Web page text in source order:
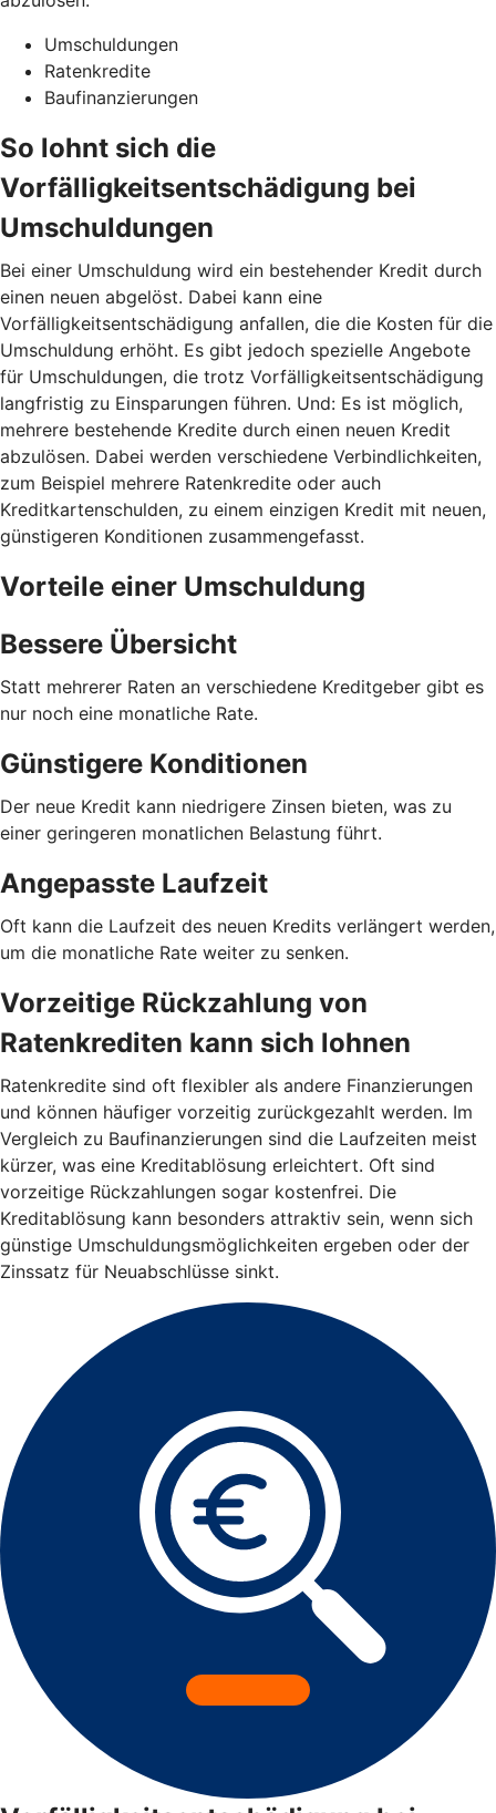
Umschuldungen
Ratenkredite
Baufinanzierungen
So lohnt sich die
Vorfälligkeitsentschädigung bei
Umschuldungen
Bei einer Umschuldung wird ein bestehender Kredit durch
einen neuen abgelöst. Dabei kann eine
Vorfälligkeitsentschädigung anfallen, die die Kosten für die
Umschuldung erhöht. Es gibt jedoch spezielle Angebote
für Umschuldungen, die trotz Vorfälligkeitsentschädigung
langfristig zu Einsparungen führen. Und: Es ist möglich,
mehrere bestehende Kredite durch einen neuen Kredit
abzulösen. Dabei werden verschiedene Verbindlichkeiten,
zum Beispiel mehrere Ratenkredite oder auch
Kreditkartenschulden, zu einem einzigen Kredit mit neuen,
günstigeren Konditionen zusammengefasst.
Vorteile einer Umschuldung
Bessere Übersicht
Statt mehrerer Raten an verschiedene Kreditgeber gibt es
nur noch eine monatliche Rate.
Günstigere Konditionen
Der neue Kredit kann niedrigere Zinsen bieten, was zu
einer geringeren monatlichen Belastung führt.
Angepasste Laufzeit
Oft kann die Laufzeit des neuen Kredits verlängert werden,
um die monatliche Rate weiter zu senken.
Vorzeitige Rückzahlung von
Ratenkrediten kann sich lohnen
Ratenkredite sind oft flexibler als andere Finanzierungen
und können häufiger vorzeitig zurückgezahlt werden. Im
Vergleich zu Baufinanzierungen sind die Laufzeiten meist
kürzer, was eine Kreditablösung erleichtert. Oft sind
vorzeitige Rückzahlungen sogar kostenfrei. Die
Kreditablösung kann besonders attraktiv sein, wenn sich
günstige Umschuldungsmöglichkeiten ergeben oder der
Zinssatz für Neuabschlüsse sinkt.